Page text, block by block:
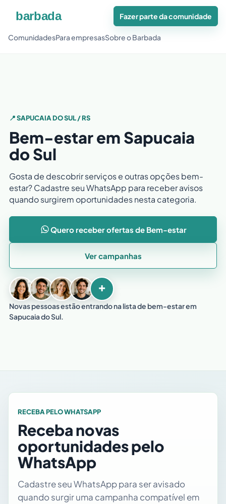
ComunidadesPara empresasSobre o Barbada
Fazer parte da comunidade
📍 SAPUCAIA DO SUL / RS
Bem-estar em Sapucaia
do Sul
Gosta de descobrir serviços e outras opções bem-
estar? Cadastre seu WhatsApp para receber avisos
quando surgirem oportunidades nesta categoria.
Quero receber ofertas de Bem-estar
Ver campanhas
+
Novas pessoas estão entrando na lista de bem-estar em
Sapucaia do Sul.
RECEBA PELO WHATSAPP
Receba novas
oportunidades pelo
WhatsApp
Cadastre seu WhatsApp para ser avisado
quando surgir uma campanha compatível em